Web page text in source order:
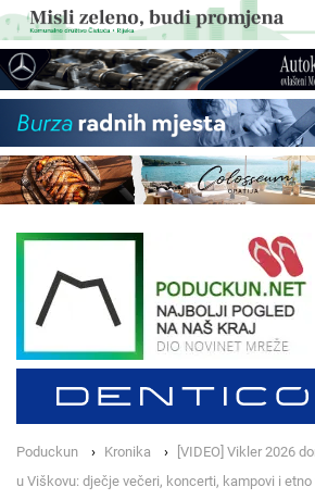
Poduckun Kronika
[VIDEO] Vikler 2026
u Viškovu: dječje večeri, koncerti, kampovi i etno